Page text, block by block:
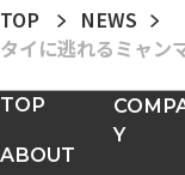
TOP
NEWS
タイに逃れるミャン
TOP
ABOUT
Y